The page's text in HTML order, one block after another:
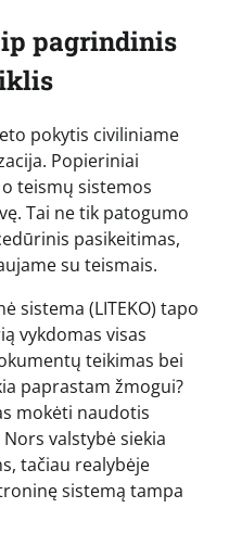
pagrindinis
pokytis civiliniame
Popieriniai
teismų sistemos
Tai ne tik patogumo
pasikeitimas,
su teismais.
sistema (LITEKO) tapo
vykdomas visas
teikimas bei
paprastam žmogui?
mokėti naudotis
valstybė siekia
tačiau realybėje
sistemą tampa